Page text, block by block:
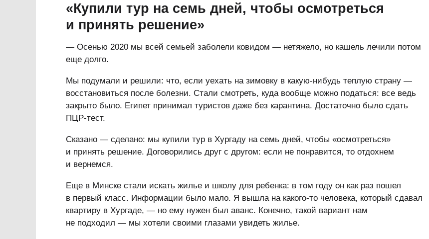
«Купили тур на семь дней, чтобы осмотреться
и принять решение»
— Осенью 2020 мы всей семьей заболели ковидом — нетяжело, но кашель лечили потом
еще долго.
Мы подумали и решили: что, если уехать на зимовку в какую-нибудь теплую страну —
восстановиться после болезни. Стали смотреть, куда вообще можно податься: все ведь
закрыто было. Египет принимал туристов даже без карантина. Достаточно было сдать
ПЦР-тест.
Сказано — сделано: мы купили тур в Хургаду на семь дней, чтобы «осмотреться»
и принять решение. Договорились друг с другом: если не понравится, то отдохнем
и вернемся.
Еще в Минске стали искать жилье и школу для ребенка: в том году он как раз пошел
в первый класс. Информации было мало. Я вышла на какого-то человека, который сдавал
квартиру в Хургаде, — но ему нужен был аванс. Конечно, такой вариант нам
не подходил — мы хотели своими глазами увидеть жилье.